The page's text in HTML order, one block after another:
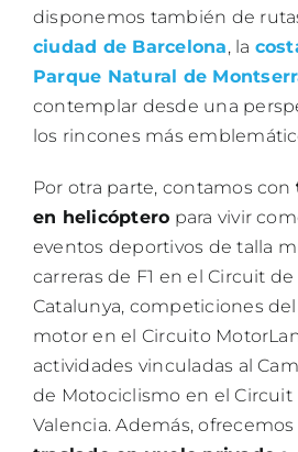
disponemos también de
ciudad de Barcelona, la
Parque Natural de
contemplar desde una
los rincones más
Por otra parte, contamos con
en helicóptero para vivir
eventos deportivos de talla
carreras de F1 en el Circuit
Catalunya, competiciones
motor en el Circuito
actividades vinculadas al
de Motociclismo en el Circuit
Valencia. Además, ofrecemos